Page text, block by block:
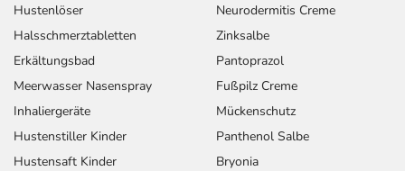
Hustenlöser
Halsschmerztabletten
Erkältungsbad
Meerwasser Nasenspray
Inhaliergeräte
Hustenstiller Kinder
Hustensaft Kinder
Neurodermitis Creme
Zinksalbe
Pantoprazol
Fußpilz Creme
Mückenschutz
Panthenol Salbe
Bryonia